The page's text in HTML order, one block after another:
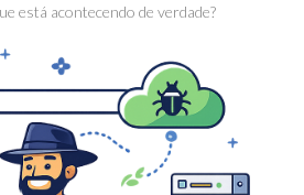
está acontecendo de verdade?